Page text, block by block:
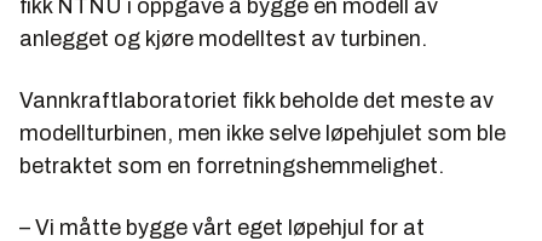
fikk NTNU i oppgave å bygge en modell av
anlegget og kjøre modelltest av turbinen.
Vannkraftlaboratoriet fikk beholde det meste av
modellturbinen, men ikke selve løpehjulet som ble
betraktet som en forretningshemmelighet.
– Vi måtte bygge vårt eget løpehjul for at